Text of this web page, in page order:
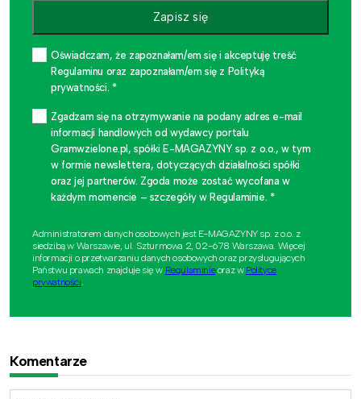
Zapisz się
Oświadczam, że zapoznałam/em się i akceptuję treść
Regulaminu oraz zapoznałam/em się z Polityką
prywatności. *
Zgadzam się na otrzymywanie na podany adres e-mail
informacji handlowych od wydawcy portalu
Gramwzielone.pl, spółki E-MAGAZYNY sp. z o.o., w tym
w formie newslettera, dotyczących działalności spółki
oraz jej partnerów. Zgoda może zostać wycofana w
każdym momencie – szczegóły w Regulaminie. *
Administratorem danych osobowych jest E-MAGAZYNY sp. z o.o. z
siedzibą w Warszawie, ul. Szturmowa 2, 02-678 Warszawa. Więcej
informacji o przetwarzaniu danych osobowych oraz przysługujących
Państwu prawach znajduje się w Regulaminieoraz w Polityce
prywatności.
Komentarze